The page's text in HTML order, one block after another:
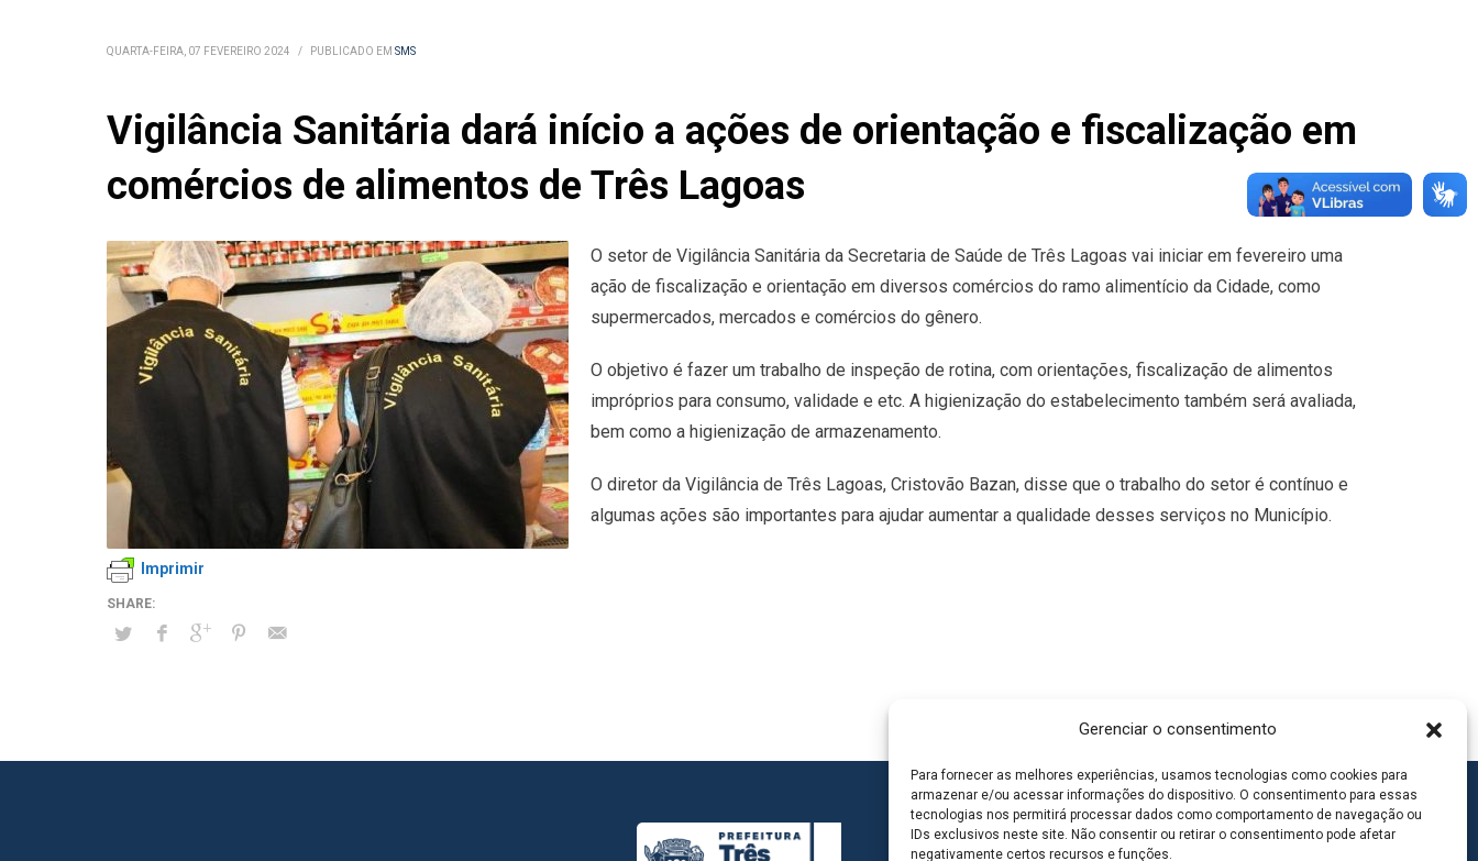
Gerenciar o consentimento
Para fornecer as melhores experiências, usamos tecnologias como cookies para
armazenar e/ou acessar informações do dispositivo. O consentimento para essas
tecnologias nos permitirá processar dados como comportamento de navegação ou
IDs exclusivos neste site. Não consentir ou retirar o consentimento pode afetar
negativamente certos recursos e funções.
QUARTA-FEIRA, 07 FEVEREIRO 2024 / PUBLICADO EM SMS
Vigilância Sanitária dará início a ações de orientação e fiscalização em
comércios de alimentos de Três Lagoas
O setor de Vigilância Sanitária da Secretaria de Saúde de Três Lagoas vai iniciar em fevereiro uma
ação de fiscalização e orientação em diversos comércios do ramo alimentício da Cidade, como
supermercados, mercados e comércios do gênero.
O objetivo é fazer um trabalho de inspeção de rotina, com orientações, fiscalização de alimentos
impróprios para consumo, validade e etc. A higienização do estabelecimento também será avaliada,
bem como a higienização de armazenamento.
O diretor da Vigilância de Três Lagoas, Cristovão Bazan, disse que o trabalho do setor é contínuo e
algumas ações são importantes para ajudar aumentar a qualidade desses serviços no Município.
Imprimir